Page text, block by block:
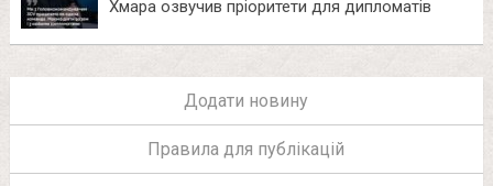
Хмара озвучив пріоритети для дипломатів
Додати новину
Правила для публікацій